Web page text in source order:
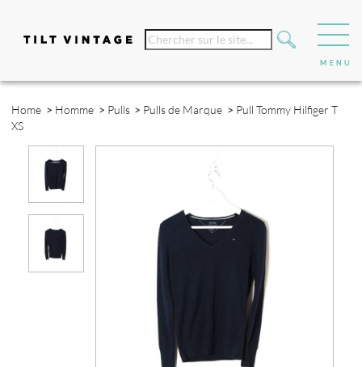
Home > Homme > Pulls > Pulls de Marque > Pull Tommy Hilfiger T
XS